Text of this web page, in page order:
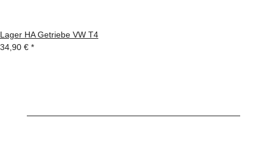
Lager HA Getriebe VW T4
34,90 € *